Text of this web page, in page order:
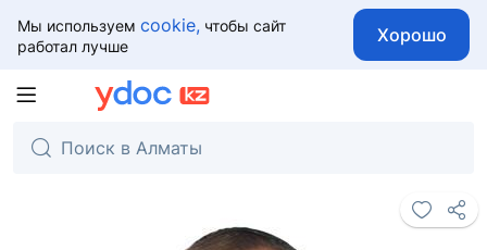
Мы используем cookie, чтобы сайт
работал лучше
Хорошо